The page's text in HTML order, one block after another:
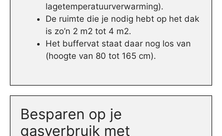
lagetemperatuurverwarming).
De ruimte die je nodig hebt op het dak
is zo’n 2 m2 tot 4 m2.
Het buffervat staat daar nog los van
(hoogte van 80 tot 165 cm).
Besparen op je
gasverbruik met